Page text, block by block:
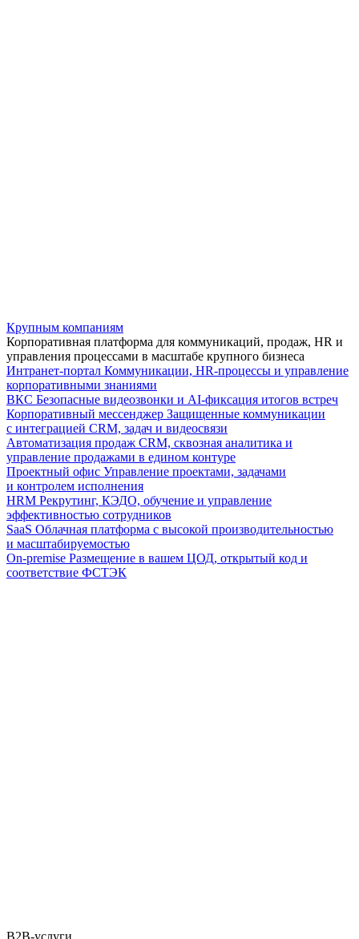
Крупным компаниям
Корпоративная платформа для коммуникаций, продаж, HR и
управления процессами в масштабе крупного бизнеса
Интранет-портал Коммуникации, HR-процессы и управление
корпоративными знаниями
ВКС Безопасные видеозвонки и AI-фиксация итогов встреч
Корпоративный мессенджер Защищенные коммуникации
с интеграцией CRM, задач и видеосвязи
Автоматизация продаж CRM, сквозная аналитика и
управление продажами в едином контуре
Проектный офис Управление проектами, задачами
и контролем исполнения
HRM Рекрутинг, КЭДО, обучение и управление
эффективностью сотрудников
SaaS Облачная платформа с высокой производительностью
и масштабируемостью
On-premise Размещение в вашем ЦОД, открытый код и
соответствие ФСТЭК